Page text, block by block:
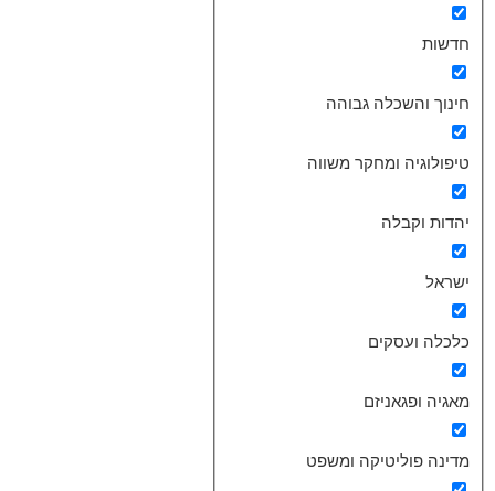
חדשות
חינוך והשכלה גבוהה
טיפולוגיה ומחקר משווה
יהדות וקבלה
ישראל
כלכלה ועסקים
מאגיה ופגאניזם
מדינה פוליטיקה ומשפט